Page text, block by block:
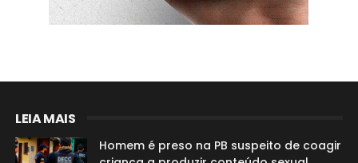
LEIA MAIS
Homem é preso na PB suspeito de coagir